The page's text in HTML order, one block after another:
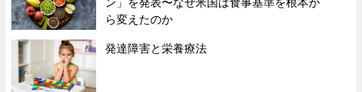
ら変えたのか
発達障害と栄養療法